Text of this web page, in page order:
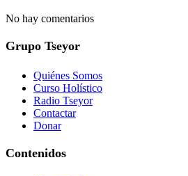
No hay comentarios
Grupo Tseyor
Quiénes Somos
Curso Holístico
Radio Tseyor
Contactar
Donar
Contenidos